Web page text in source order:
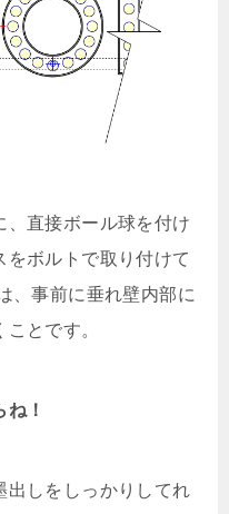
、直接ボール球を付け
をボルトで取り付けて
、事前に垂れ壁内部に
とです。
！
出しをしっかりしてれ